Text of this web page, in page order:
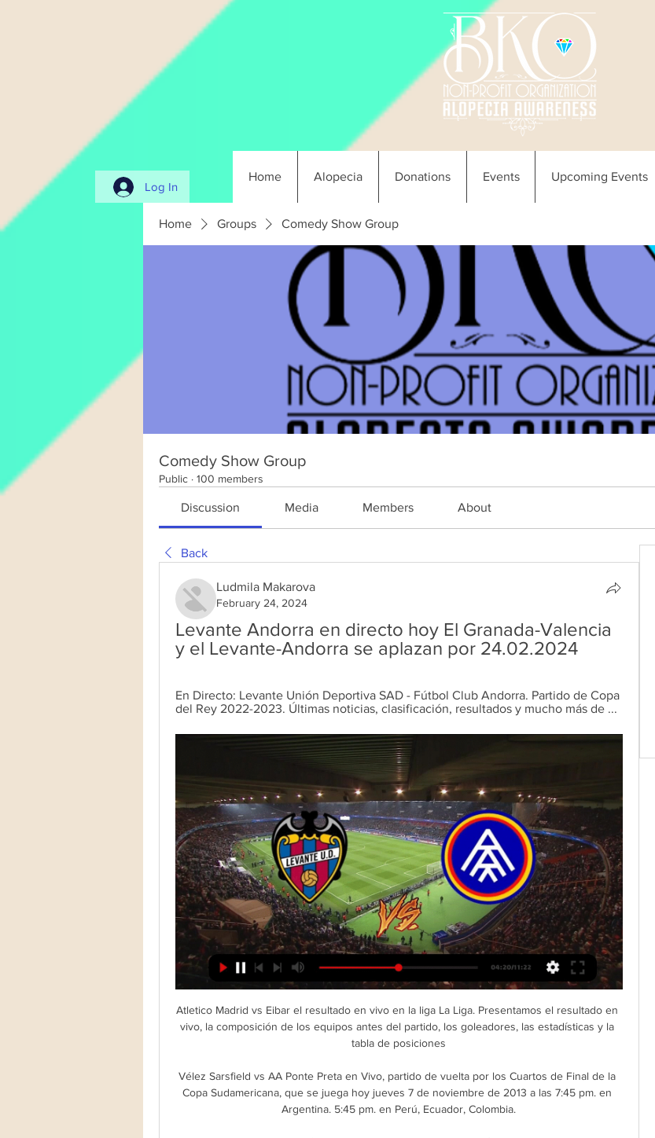
Log In
Home Alopecia Donations Events Upcoming Events
Home Groups Comedy Show Group
Comedy Show Group
Public · 100 members
Discussion Media Members About
Back
Ludmila Makarova
February 24, 2024
Levante Andorra en directo hoy El Granada-Valencia
y el Levante-Andorra se aplazan por 24.02.2024
En Directo: Levante Unión Deportiva SAD - Fútbol Club Andorra. Partido de Copa
del Rey 2022-2023. Últimas noticias, clasificación, resultados y mucho más de ...
Atletico Madrid vs Eibar el resultado en vivo en la liga La Liga. Presentamos el resultado en vivo, la composición de los equipos antes del partido, los goleadores, las estadísticas y la tabla de posiciones

Vélez Sarsfield vs AA Ponte Preta en Vivo, partido de vuelta por los Cuartos de Final de la Copa Sudamericana, que se juega hoy jueves 7 de noviembre de 2013 a las 7:45 pm. en Argentina. 5:45 pm. en Perú, Ecuador, Colombia.

Aplazados los partidos Granada-Valencia y Levante hace 1 día — Levante-Andorra a Incendio en Valencia, en directo: muertos, desaparecidos, heridos, causas y última hora sobre el edificio de El Campanar hoy.

Leer más El festival Celebremos Iberoamérica (CIB Fest), con el que la Organización de Estados Iberoamericanos para la Educación, la Ciencia y la Cultura (OEI) ha

Jugador se fractura y lo llevan en la cajuela de un taxi al hospital Septiembre 23, 2019 / EFE / MONTERREY Tras sufrir una dura lesión y luego de no poder encontrar al chofer de la ambulancia, el futbolista Mario Cuéllar tuvo que ser trasladado al hospital en la cajuela de un taxi, durante un encuentro de la primera división de Bolivia

Corpac, San Borja . Oncosalud Av. Guardia Civil 571, San Borja . Oncosalud Av. Guardia Civil 571, San Borja, Lima, Peru . Centro de Medicina Fetal. Con esta técnica podemos evitar la transmisión de enfermedades como la Fibrosis Quística, la Talasemia o la. Jr El Amargon 3820 Urb Las Palmeras Los Olivos Lima, LIMA 39 . Somos una.

4 Bodegas de 507 m2 c/u ( Intercomunicadas o Individuales ) Altura de 8.5 Mts, Aisladas, Oficina de 40 m2 , 2 Baños, Electrificadas en 110 / 220 (Trifasico ) , Anden de Carga y descarga, Rampa de Acceso a Bodega, Estacionamiento 6 autos, Magnifico punto Venta comercial, Ubicadas al Norte de la Cd …

Olimpia contra Cerro Porteño - noviembre 4, 2018 - Listados de TV y transmisión en línea en vivo, Resultados en vivo, Noticias y videos :: Live Soccer TV

Aplazados los partidos de fútbol Granada-Valencia y el Minuto a Minuto — Última hora del incendio en València, en directo. Aplazados los partidos de fútbol Granada-Valencia y el Levante-Andorra por el incendio.

Bajo una fuerte temperatura, el Municipal Grecia inició con el pie derecho el Torneo de Apertura, tras derrotar 1 a 0 al recién ascendido Jicaral Sercoba. Desde que subió a la máxima categoría, Grecia nunca había ganado en el inicio de un Torneo, contabilizaba tres derrotas contra Liga Deportiva Alajuelense y una ante Cartaginés.

El año 2006, en su regreso a Segunda División, Curicó Unido venció en el debut a Magallanes por 3 a 1, en el Estadio San Carlos de Apoquindo. Luego de una buena campaña, Curicó Unido se ubicaría en el quinto lugar, a un punto de Fernández Vial, que jugó Liguilla de Promoción.

EN DIRECTO: Deportivo - Sporting. Ahora sí ha conseguido salir tocando el Sporting de Gijón antes de que Caballo frene con falta la jugada.. El balón vuelve a rodar en A Coruña después de tres jornadas de exilio por motivo de las obras en el feudo blanquiazul.

El partido entre Chemik Police y Maritza PLOVDIV se celebrará el 24.01.2018, a la hora 16:00. El lugar del encuentro, que promete ser muy emocionante, será Netto Arena. El encuentro forma parte de los partidos de: Liga de Campeones Femenina, Voleibol. La retransmisión en TV está prevista en el …

06/11/2019 - 03:50 Deportivo. Central Córdoba obtuvo un punto ante un durísimo rival como Vélez Sársfield, el lunes por la noche, pero a pesar de la exigencia y el desgaste que conllevó el juego, el plantel no tuvo descanso.

Camiones usados en Lugo lugo REF: 791 Se vende despiece completo de Scania R420, motor (DT 1212 L01), caja de cambio (GRSO 905 R)con retarder, cabina completa, grupo (R780 , 2.

Argentino de Quilmes vs Sportivo Barracas el resultado en vivo en la liga En cuarto lugar de la liga argentina. Presentamos el resultado en vivo, la composición de los equipos antes del partido, los goleadores, las estadísticas y la tabla de posiciones

Noticias de deportes de Cangas de Morrazo, Moaña, Bueu y zona de Morrazo en general. Lo que necesitas saber para estar informado con las noticias de deportes de Morrazo. - Hemeroteca 08-01-2016

Andorra - Levante en directo: LaLiga Hypermotion, hoy en 28 oct 2023 — Sigue en directo el Andorra - Levante, encuentro de la jornada 13 de LaLiga Hypermotion que se disputa en el Estadi Nacional a partir de las ...

Reestructuración de la red Wi-Fi de la Universidad de los Llanos Unillanos realiza la 13° Jornada de Matemáticas y Física al Parque Formación de Lideres Estudiantiles

15 de abril: Jorge Vázquez, Jorge Cantú, el italiano Alex Liddi y Carlos Alberto Gastélum, de los Tigres de Quintana Roo, conectaron cuatro home runs en una misma entrada, para convertirse en el duodécimo club en la historia del circuito en lograrlo, en la victoria de su equipo ante los Sultanes de Monterrey por 11 a 4 en el Estadio Beto.

Presentación nuevo equipo, Guadalupe FC. Ir a. Secciones de esta página. Ayuda sobre accesibilidad. Facebook. Correo electrónico o teléfono: Contraseña ¿Has olvidado los datos de la cuenta? Registrarte. Ver más de Guadalupe Futbol Club - Oficial en Facebook. Entrar. o. Crear cuenta nueva.

Aplazados los partidos Granada-Valencia y Levante hace 1 día — HOY - Diario con noticias y última hora de Extremadura. imagen perfil Incendio en Valencia, en directo: muertos, desaparecidos, heridos ...

Levante UD Andorra CF Estadísticas Levante UD - Andorra CF | 24/02/2024 | LaLiga Hypermotion | España | Fútbol | ⭐ Mejores Cuotas de Apuestas ⚡ Resultados en vivo ✔️ Estadísticas ...

Venezuela y Argentina firmaron convenio para instalar estaciones de transmisión de TV digital (Caracas, 20 de marzo – Noticias24).- El presidente de la República, Hugo Chávez, felicitó a su homóloga argentina, Cristina Fernández, por la expansión de la televisión digital en ese país y agradeció la colaboración para el impulso de este proyecto en Venezuela .

¿Estás buscando en Melipilla Papichulos? Mira los miembros nuevos debajo y podras encontrar tu pareja ideal. Empieza una conversacion y ten un encuentro esta semana. ¡Tenemos cientos solteros que quieren ver a una persona igual a ti!, Sugar Daddy Chile

Mira la infografía del Aalesunds vs Raufoss IL - Sporticos.com - Estadísticas de fútbol en forma de infografías. Más de 60 ligas disponibles alrededor del mundo.

Nota: El servicio de resultados de baloncesto en vivo de Resultados.com ofrece marcadores en vivo, resultados finales, resultados de cada cuarto e información de la NBA, LNPB mexicana, Liga A argentina y más de 150 competiciones de baloncesto de todo el mundo.

Oficial: aplazados los encuentros de Valencia y Levante hace 1 día — La RFEF ha oficializado la suspensión del Granada-Valencia y del Levante-Andorra tras el incendio que ha conmocionado a toda la ciudad.

[[en vivo]>] En vivo Levante UD FC Andorra donde verlo Levan hace 15 horas — [en vivo]>] En vivo Levante UD FC Andorra donde verlo Levante UD - FC Andorra en vivo, resultados H2H 24 febrero 2024 El servicio de ...

Toda la información del partido Täby vs Stocksund en vivo de Cuarta Suecia (15 Junio 2019): Resumen, Estadísticas, Alineación y Resultados - Besoccer. Don't miss the most important football matches while navigating as usual through the pages of your choice.

Las Cabañas Maite están en el centro de Villa La Angostura y ofrecen Por otro lado, el aeropuerto de San Carlos de Bariloche, el más cercano, En esta propiedad no está permitido realizar despedidas de solteros ni fiestas similares.

Levante vs Andorra en vivo - Directo hace 8 horas — Disfruta del partido de hoy en directo entre Levante vs Andorra de LaLiga Hypermotion.

Acerca de Tecolotes de los Dos Laredos Resultados en directo (y ver en vivo gratis video streaming en directo*) de Tecolotes de los Dos Laredos, calendario y resultados de todos torneos de béisbol que Tecolotes de los Dos Laredos ha jugado. Estamos esperando por el contrincante de Tecolotes de los Dos Laredos para el próximo partido.

Horario y dónde ver por TV el Andorra - Levante UD de 28 oct 2023 — FC Andorra y Levante UD se enfrentan en el Estadio Nacional de Andorra directo | Sigue el partido de LaLiga EA Sports de fútbol, en vivo hoy ...

RE: Como lo mencione anteriormente, es de gran importancia el considerar que actualmente Cuba no cuenta con el apoyo estadounidense, pero si con Mexico y muchos países de Sudamérica, es una gran oportunidad de desarrollo puesto que las alianzas comerciales políticas que ha hecho Mexico-Cuba, pueden ayudar a que se establezca la alianza.

Sale de terminal rio branco por rambla Roosevelt, rambla sud América, rambla Edison, rambla Baltasar brum, ruta 1 , ruta 5 nueva, ruta 48, LAS PIEDRAS , avenida Dr. Enrique pouey , ruta 5, PROGRESO, avenida artigas, ruta 5 vieja, ruta 5 nueva, JOANICO , …

San Francisco FC 1-2 Sporting San Miguelito. H2H. W. FT. Finished ' 02:00. Alianza FC 2-1 Sporting San Miguelito. H2H. L. More games. Latest matches with results Atletico Chiriquí vs Sporting San Miguelito. Teams Atletico Chiriquí Sporting San Miguelito played so far 26 matches. Atletico Chiriquí …

Una victoria ante Nacional Potosí convierte a la academia en el lider del torneo y Campeón conn cincuenta puntos es un record histórico, nunca un equipo boliviano alcanzó esa cantidad de puntos. Toda la hincha celeste celebra el título conseguido demostrando superioridad en la cancha.

El Granada-Valencia y el Levante-Andorra se aplazan por hace 1 día — Los dos clubes pertenecientes a la ciudad afectada solicitaron a la Federación que los encuentros no se disputaran, como una muestra de ...

Yoanner Negrín lanzó muy bien ante los Acereros de Monclova. Pero el “Asere” es tan claro y contundente cuando habla que parece que está lanzando. “Eso, mi hermano, es cosa del pasado. Ahora es otra cosa”, acepta el as cubano de los Leones de Yucatán, que hoy subirá a la loma para el

Identificación de los artículos, con su código de producto FDA completo, el nombre común o de mercado